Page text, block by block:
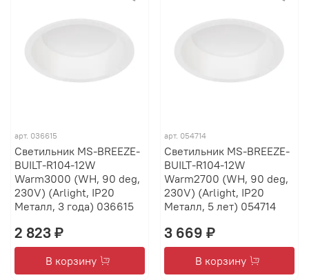
арт. 036615
Светильник MS-BREEZE-
BUILT-R104-12W
Warm3000 (WH, 90 deg,
230V) (Arlight, IP20
Металл, 3 года) 036615
2 823 ₽
В корзину
арт. 054714
Светильник MS-BREEZE-
BUILT-R104-12W
Warm2700 (WH, 90 deg,
230V) (Arlight, IP20
Металл, 5 лет) 054714
3 669 ₽
В корзину